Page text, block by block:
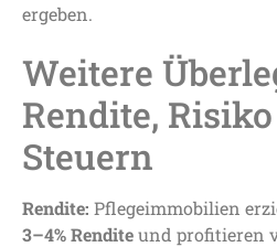
ergeben.
Weitere
Rendite,
Steuern
Rendite: Pflegeimmobilien
3–4% Renditeund profitieren